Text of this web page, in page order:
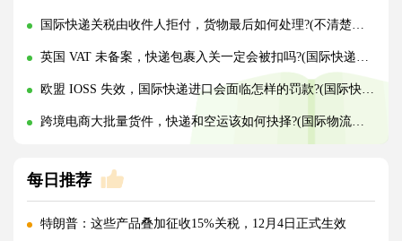
国际快递关税由收件人拒付，货物最后如何处理?(不清楚的外贸人看过来)
英国 VAT 未备案，快递包裹入关一定会被扣吗?(国际快递干货知识分享)
欧盟 IOSS 失效，国际快递进口会面临怎样的罚款?(国际快递干货知识分享)
跨境电商大批量货件，快递和空运该如何抉择?(国际物流干货知识分享)
每日推荐
特朗普：这些产品叠加征收15%关税，12月4日正式生效